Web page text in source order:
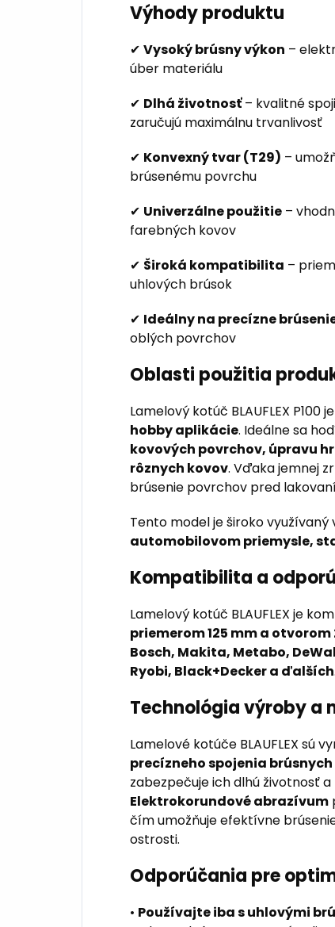
Výhody produktu
✔ Vysoký brúsny výkon –
úber materiálu
✔ Dlhá životnosť– kvalitné
zaručujú maximálnu trvanlivosť
✔ Konvexný tvar (T29) –
brúsenému povrchu
✔ Univerzálne použitie –
farebných kovov
✔ Široká kompatibilita –
uhlových brúsok
✔ Ideálny na precízne
oblých povrchov
Oblasti použitia
Lamelový kotúč BLAUFLEX P100
hobby aplikácie. Ideálne sa
kovových povrchov, úpravu
rôznych kovov. Vďaka jemnej
brúsenie povrchov pred
Tento model je široko využívaný
automobilovom priemysle,
Kompatibilita a
Lamelový kotúč BLAUFLEX je
priemerom 125 mm a otvorom
Bosch, Makita, Metabo,
Ryobi, Black+Decker a ďalších.
Technológia výroby a
Lamelové kotúče BLAUFLEX sú
precízneho spojenia
zabezpečuje ich dlhú životnosť
Elektrokorundové abrazívum
čím umožňuje efektívne
ostrosti.
Odporúčania pre
• Používajte iba s uhlovými